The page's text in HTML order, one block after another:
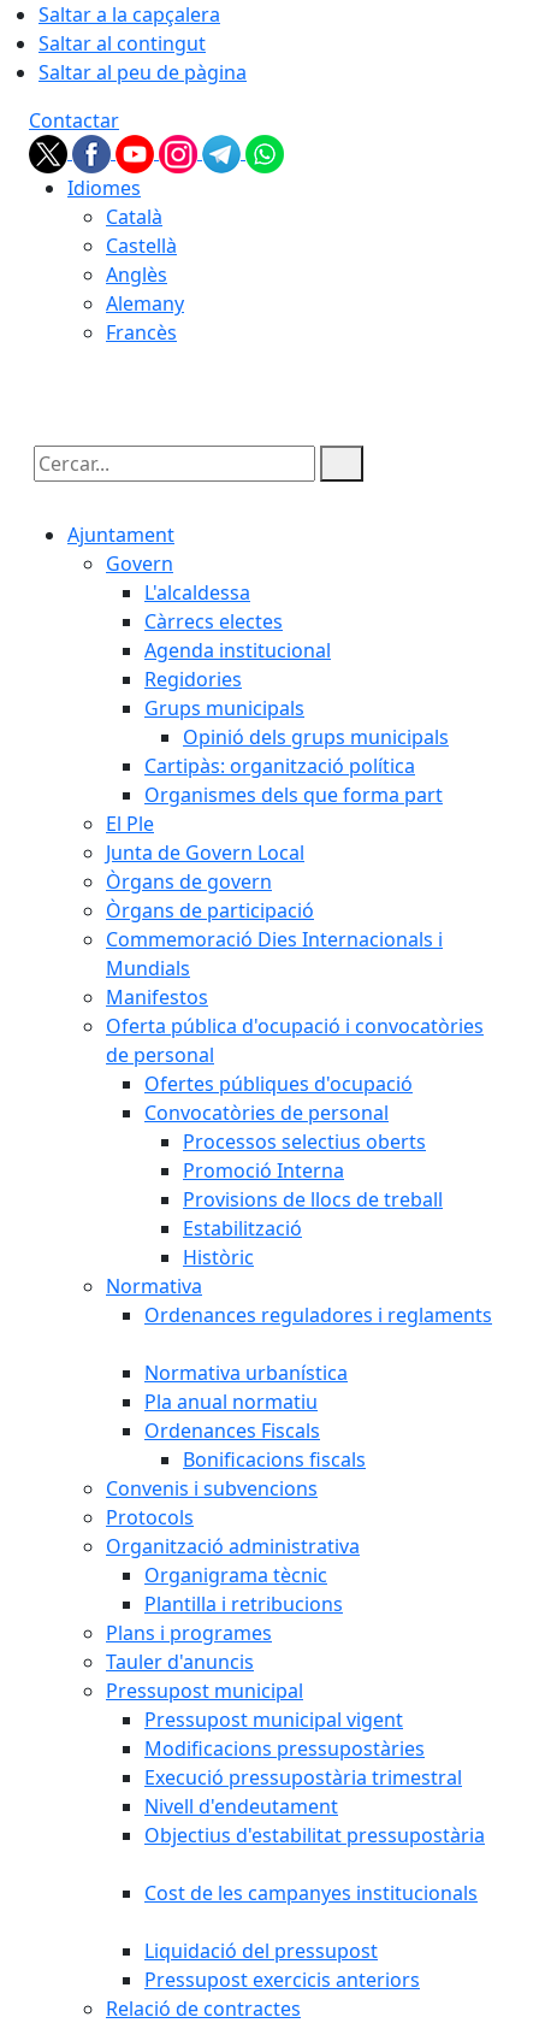
Saltar a la capçalera
Saltar al contingut
Saltar al peu de pàgina
Contactar
Idiomes
Català
Castellà
Anglès
Alemany
Francès
Cercar:
Ajuntament
Govern
L'alcaldessa
Càrrecs electes
Agenda institucional
Regidories
Grups municipals
Opinió dels grups municipals
Cartipàs: organització política
Organismes dels que forma part
El Ple
Junta de Govern Local
Òrgans de govern
Òrgans de participació
Commemoració Dies Internacionals i
Mundials
Manifestos
Oferta pública d'ocupació i convocatòries
de personal
Ofertes públiques d'ocupació
Convocatòries de personal
Processos selectius oberts
Promoció Interna
Provisions de llocs de treball
Estabilització
Històric
Normativa
Ordenances reguladores i reglaments
Normativa urbanística
Pla anual normatiu
Ordenances Fiscals
Bonificacions fiscals
Convenis i subvencions
Protocols
Organització administrativa
Organigrama tècnic
Plantilla i retribucions
Plans i programes
Tauler d'anuncis
Pressupost municipal
Pressupost municipal vigent
Modificacions pressupostàries
Execució pressupostària trimestral
Nivell d'endeutament
Objectius d'estabilitat pressupostària
Cost de les campanyes institucionals
Liquidació del pressupost
Pressupost exercicis anteriors
Relació de contractes